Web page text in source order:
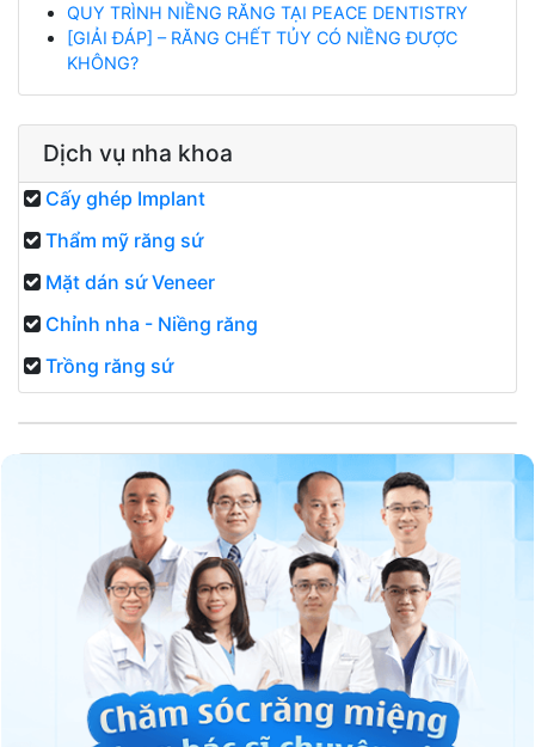
QUY TRÌNH NIỀNG RĂNG TẠI PEACE DENTISTRY
[GIẢI ĐÁP] – RĂNG CHẾT TỦY CÓ NIỀNG ĐƯỢC
KHÔNG?
Dịch vụ nha khoa
Cấy ghép Implant
Thẩm mỹ răng sứ
Mặt dán sứ Veneer
Chỉnh nha - Niềng răng
Trồng răng sứ